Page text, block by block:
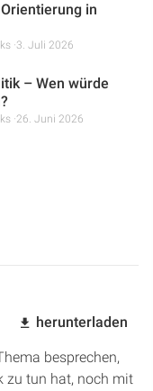
in
3. Juli 2026
– Wen würde
26. Juni 2026
herunterladen
besprechen,
zu tun hat, noch mit